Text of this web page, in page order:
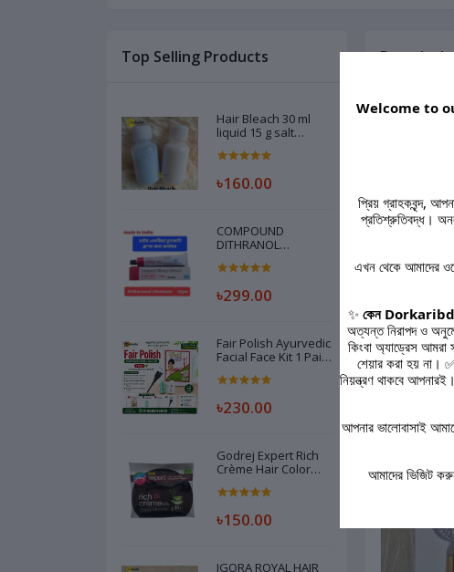
Top Selling Products
Hair Bleach 30 ml
liquid 15 g salt
02788603
৳160.00
COMPOUND
DITHRANOL
(DEROBIN) INDIAN -
৳299.00
Fair Polish Ayurvedic
Facial Face Kit 1 Pair
৳230.00
Godrej Expert Rich
Crème Hair Color
৳150.00
IGORA ROYAL HAIR
Welcome to
প্রিয় গ্রাহকবৃন্দ,
প্রতিশ্রুতিবদ্ধ।
এখন থেকে আমাদের
✨ কেন Dorkaribd-এ
অত্যন্ত নিরাপদ ও
কিংবা অ্যাড্রেস আমরা
শেয়ার করা হয় না।
নিয়ন্ত্রণ থাকবে
আপনার ভালোবাসাই
আমাদের ভিজিট